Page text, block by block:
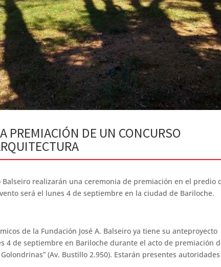
PREMIACIÓN DE UN CONCURSO
realizarán una ceremonia de premiación en el predio
será el lunes 4 de septiembre en la ciudad de Bariloche.
de la Fundación José A. Balseiro ya tiene su anteproyecto
4 de septiembre en Bariloche durante el acto de premiación
(Av. Bustillo 2.950). Estarán presentes